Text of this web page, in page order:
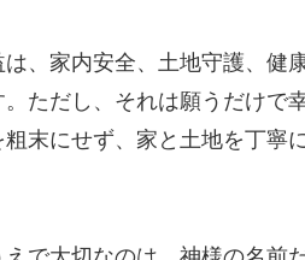
、家内安全、土地守護、健
。ただし、それは願うだけで
末にせず、家と土地を丁寧